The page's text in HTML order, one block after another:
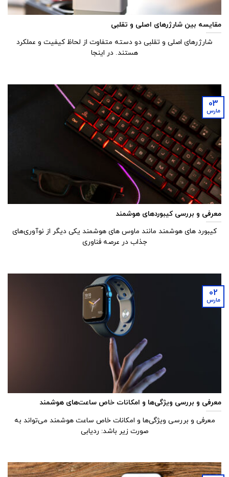
مقایسه بین شارژرهای اصلی و تقلبی
شارژرهای اصلی و تقلبی دو دسته متفاوت از لحاظ کیفیت و عملکرد
هستند. در اینجا
معرفی و بررسی کیبوردهای هوشمند
کیبورد های هوشمند مانند ماوس های هوشمند یکی دیگر از نوآوری‌های
جذاب در عرصه فناوری
03
مارس
معرفی و بررسی ویژگی‌ها و امکانات خاص ساعت‌های هوشمند
معرفی و بررسی ویژگی‌ها و امکانات خاص ساعت‌ هوشمند می‌تواند به
صورت زیر باشد: ردیابی
02
مارس